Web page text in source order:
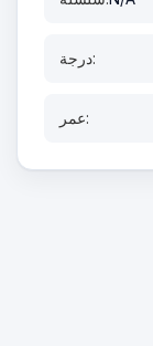
درجة:
عمر: